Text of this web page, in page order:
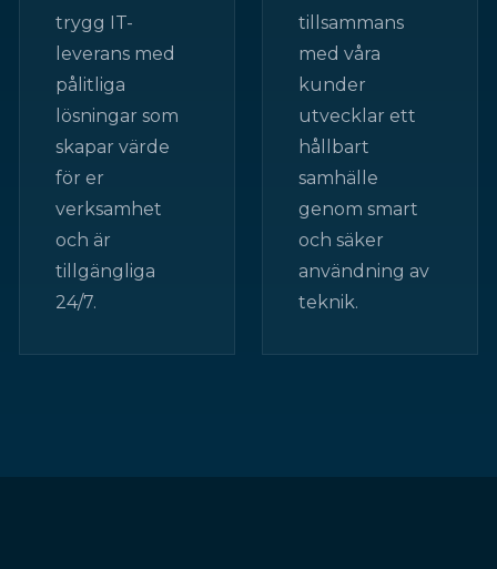
trygg IT-
leverans med
pålitliga
lösningar som
skapar värde
för er
verksamhet
och är
tillgängliga
24/7.
tillsammans
med våra
kunder
utvecklar ett
hållbart
samhälle
genom smart
och säker
användning av
teknik.